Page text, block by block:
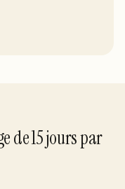
de15jourspar